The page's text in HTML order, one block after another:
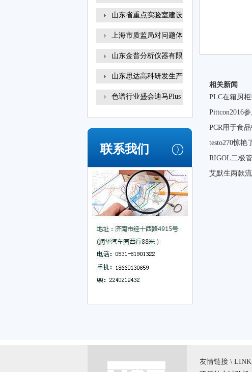
山东省重点实验室建设
上海市质监局对问题体
山东金普分析仪器有限
山东思达高科研发生产
色谱行业盛会迪马Plus
联系我们
相关新闻
PLC在箱厨
Pittcon2016
PCR用于食
testo270惊艳
RIGOL二极
艾默生两款
友情链接 \ LINK